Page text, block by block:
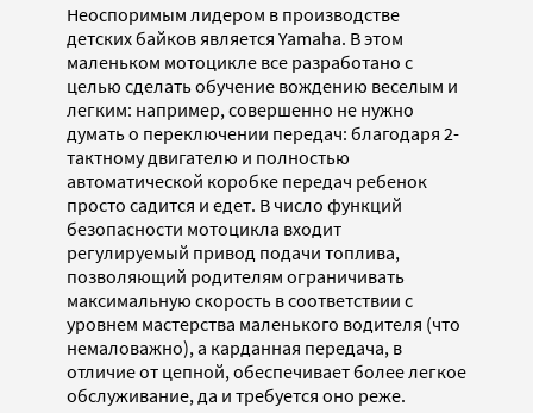
Неоспоримым лидером в производстве
детских байков является Yamaha. В этом
маленьком мотоцикле все разработано с
целью сделать обучение вождению веселым и
легким: например, совершенно не нужно
думать о переключении передач: благодаря 2-
тактному двигателю и полностью
автоматической коробке передач ребенок
просто садится и едет. В число функций
безопасности мотоцикла входит
регулируемый привод подачи топлива,
позволяющий родителям ограничивать
максимальную скорость в соответствии с
уровнем мастерства маленького водителя (что
немаловажно), а карданная передача, в
отличие от цепной, обеспечивает более легкое
обслуживание, да и требуется оно реже.